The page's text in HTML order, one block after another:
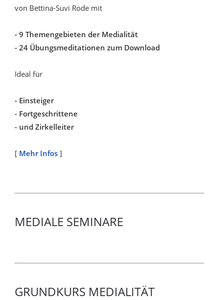
von Bettina-Suvi Rode mit
- 9 Themengebieten der Medialität
- 24 Übungsmeditationen zum Download
Ideal für
- Einsteiger
- Fortgeschrittene
- und Zirkelleiter
[ Mehr Infos ]
MEDIALE SEMINARE
GRUNDKURS MEDIALITÄT